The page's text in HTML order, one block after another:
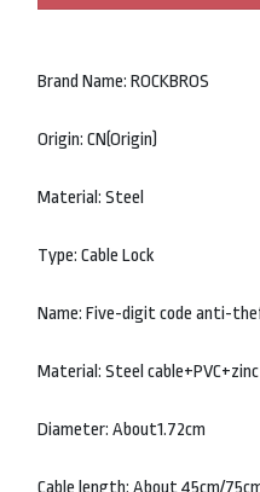
Brand Name: ROCKBROS
Origin: CN(Origin)
Material: Steel
Type: Cable Lock
Name: Five-digit code anti-
Material: Steel
Diameter: About1.72cm